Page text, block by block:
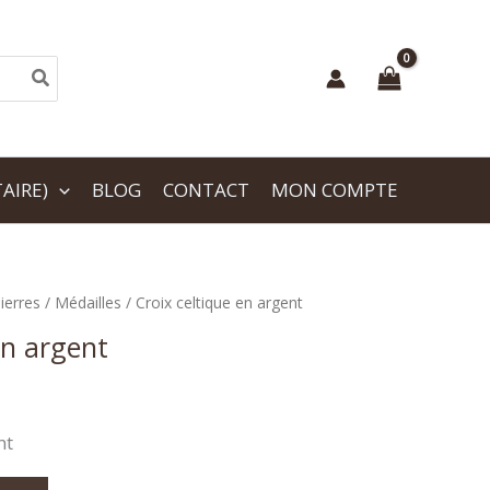
BLOG CONTACT MON COMPTE
/ Médailles / Croix celtique en argent
argent